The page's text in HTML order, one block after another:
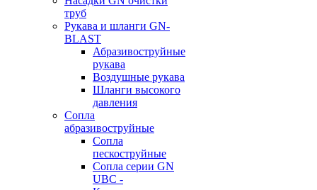
труб
Рукава и шланги GN-
BLAST
Абразивоструйные
рукава
Воздушные рукава
Шланги высокого
давления
Сопла
абразивоструйные
Сопла
пескоструйные
Сопла серии GN
UBC -